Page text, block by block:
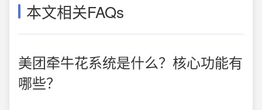
本文相关FAQs
美团牵牛花系统是什么？核心功能有
哪些？